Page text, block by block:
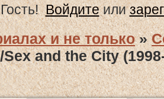
Войдитеили
и не только »
Sex and the City